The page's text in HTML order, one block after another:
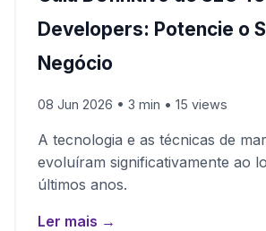
Developers: Potencie o
Negócio
08 Jun 2026 • 3 min • 15 views
A tecnologia e as técnicas de
evoluíram significativamente ao
últimos anos.
Ler mais →